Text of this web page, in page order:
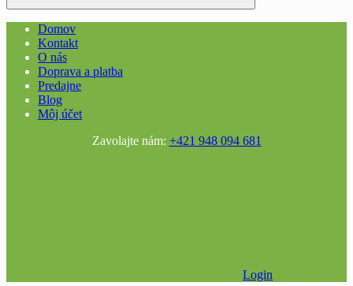
Domov
Kontakt
O nás
Doprava a platba
Predajne
Blog
Môj účet
Zavolajte nám: +421 948 094 681
Login